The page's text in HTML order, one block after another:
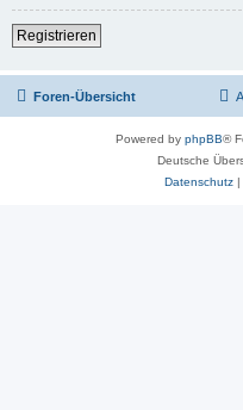
Registrieren
Foren-Übersicht
Powered by phpBB®
Deutsche
Datenschutz|